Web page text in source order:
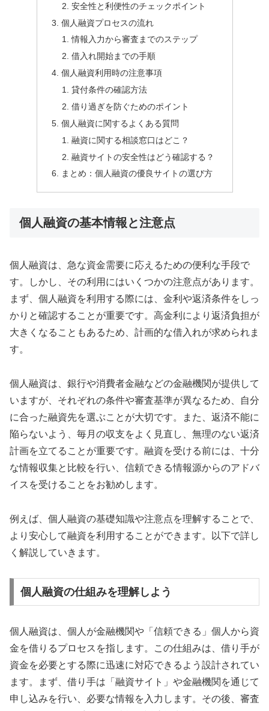
安全性と利便性のチェックポイント
個人融資プロセスの流れ
情報入力から審査までのステップ
借入れ開始までの手順
個人融資利用時の注意事項
貸付条件の確認方法
借り過ぎを防ぐためのポイント
個人融資に関するよくある質問
融資に関する相談窓口はどこ？
融資サイトの安全性はどう確認する？
まとめ：個人融資の優良サイトの選び方
個人融資の基本情報と注意点
個人融資は、急な資金需要に応えるための便利な手段で
す。しかし、その利用にはいくつかの注意点があります。
まず、個人融資を利用する際には、金利や返済条件をしっ
かりと確認することが重要です。高金利により返済負担が
大きくなることもあるため、計画的な借入れが求められま
す。
個人融資は、銀行や消費者金融などの金融機関が提供して
いますが、それぞれの条件や審査基準が異なるため、自分
に合った融資先を選ぶことが大切です。また、返済不能に
陥らないよう、毎月の収支をよく見直し、無理のない返済
計画を立てることが重要です。融資を受ける前には、十分
な情報収集と比較を行い、信頼できる情報源からのアドバ
イスを受けることをお勧めします。
例えば、個人融資の基礎知識や注意点を理解することで、
より安心して融資を利用することができます。以下で詳し
く解説していきます。
個人融資の仕組みを理解しよう
個人融資は、個人が金融機関や「信頼できる」個人から資
金を借りるプロセスを指します。この仕組みは、借り手が
資金を必要とする際に迅速に対応できるよう設計されてい
ます。まず、借り手は「融資サイト」や金融機関を通じて
申し込みを行い、必要な情報を入力します。その後、審査